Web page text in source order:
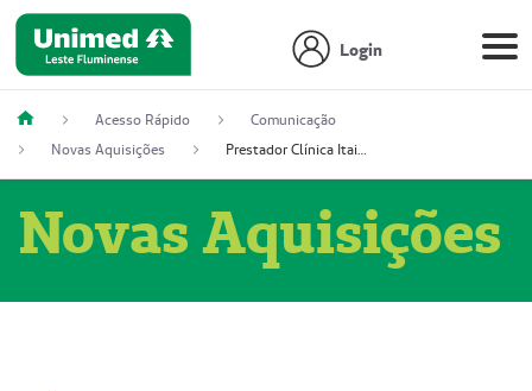
Login
Acesso Rápido
Comunicação
Novas Aquisições
Prestador Clínica Itaipú Ltda (51004348-2)
Novas Aquisições